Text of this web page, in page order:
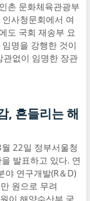
촌 문화체육관광부
사청문회에서 여
도 국회 재송부 요
명을 강행한 것이
관없이 임명한 장관
, 흔들리는 해
22일 정부서울청
발표하고 있다. 연
야 연구개발(R＆D)
원으로 무려